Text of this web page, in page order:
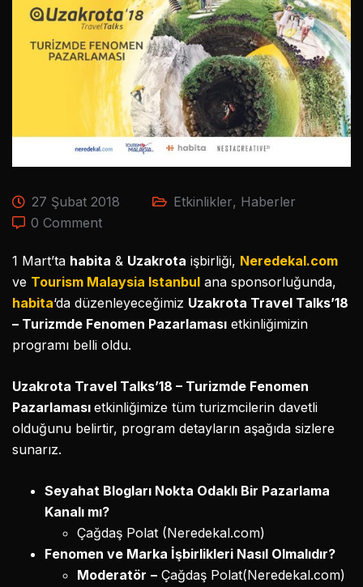
27 Şubat 2018 Etkinlikler, Haberler
0 Comment
1 Mart’ta habita & Uzakrota işbirliği, Neredekal.com
ve Tourism Malaysia Istanbul ana sponsorluğunda,
habita‘da düzenleyeceğimiz Uzakrota Travel Talks’18
– Turizmde Fenomen Pazarlaması etkinliğimizin
programı belli oldu.
Uzakrota Travel Talks’18 – Turizmde Fenomen
Pazarlaması etkinliğimize tüm turizmcilerin davetli
olduğunu belirtir, program detayların aşağıda sizlere
sunarız.
Seyahat Blogları Nokta Odaklı Bir Pazarlama
Kanalı mı?
Çağdaş Polat (Neredekal.com)
Fenomen ve Marka İşbirlikleri Nasıl Olmalıdır?
Moderatör – Çağdaş Polat(Neredekal.com)